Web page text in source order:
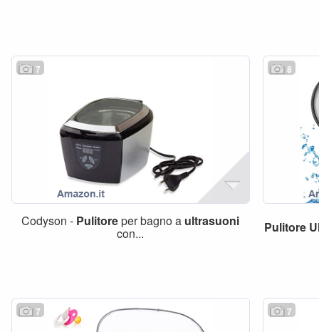
7
Codyson - Pulitoreper bagno a ultrasuoni
con...
8
Pulitore
7 7